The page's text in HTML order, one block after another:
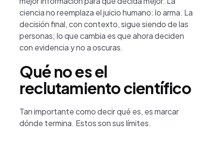
ciencia no reemplaza el juicio humano: lo arma. La
decisión final, con contexto, sigue siendo de las
personas; lo que cambia es que ahora deciden
con evidencia y no a oscuras.
Qué no es el
reclutamiento científico
Tan importante como decir qué es, es marcar
dónde termina. Estos son sus límites.